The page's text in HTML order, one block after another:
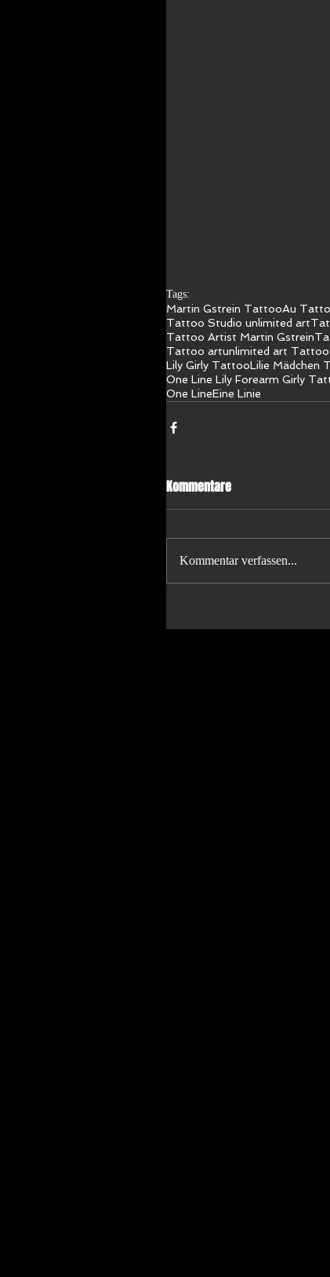
Tags:
Martin Gstrein TattooAu
Tattoo Studio unlimited art
Tattoo Artist Martin Gstrein
Tattoo artunlimited art Tattoo
Lily Girly TattooLilie Mädchen
One Line Lily Forearm Girly
One LineEine Linie
Kommentare
Kommentar verfassen...